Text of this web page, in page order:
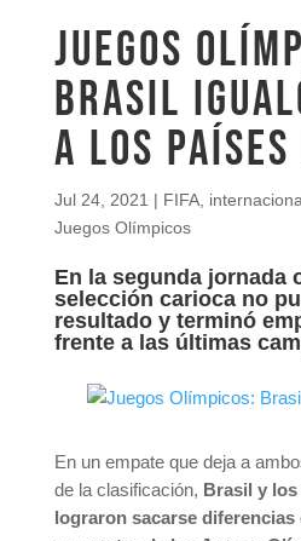
Juegos
Brasil
a los Países
Jul 24, 2021 | FIFA,
Juegos Olímpicos
En la segunda jornada
selección carioca no
resultado y terminó
frente a las últimas
En un empate que deja a
de la clasificación, Brasil y
lograron sacarse diferencias